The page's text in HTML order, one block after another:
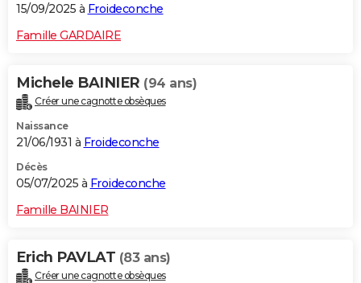
15/09/2025 à Froideconche
Famille GARDAIRE
Michele BAINIER (94 ans)
Créer une cagnotte obsèques
Naissance
21/06/1931 à Froideconche
Décès
05/07/2025 à Froideconche
Famille BAINIER
Erich PAVLAT (83 ans)
Créer une cagnotte obsèques